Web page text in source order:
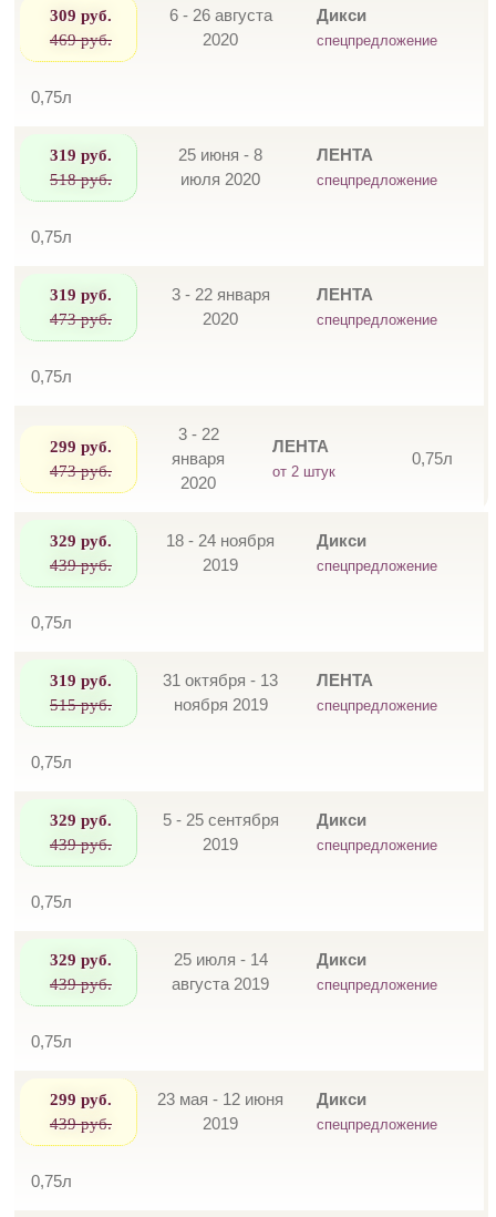
309 руб.
469 руб.
6 - 26 августа
2020
Дикси
спецпредложение
0,75л
319 руб.
518 руб.
25 июня - 8
июля 2020
ЛЕНТА
спецпредложение
0,75л
319 руб.
473 руб.
3 - 22 января
2020
ЛЕНТА
спецпредложение
0,75л
299 руб.
473 руб.
3 - 22
января
2020
ЛЕНТА
от 2 штук
0,75л
329 руб.
439 руб.
18 - 24 ноября
2019
Дикси
спецпредложение
0,75л
319 руб.
515 руб.
31 октября - 13
ноября 2019
ЛЕНТА
спецпредложение
0,75л
329 руб.
439 руб.
5 - 25 сентября
2019
Дикси
спецпредложение
0,75л
329 руб.
439 руб.
25 июля - 14
августа 2019
Дикси
спецпредложение
0,75л
299 руб.
439 руб.
23 мая - 12 июня
2019
Дикси
спецпредложение
0,75л